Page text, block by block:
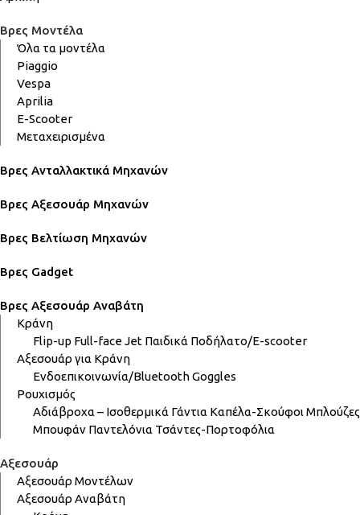
Βρες Μοντέλα
Όλα τα μοντέλα
Piaggio
Vespa
Aprilia
E-Scooter
Μεταχειρισμένα
Βρες Ανταλλακτικά Μηχανών
Βρες Αξεσουάρ Μηχανών
Βρες Βελτίωση Μηχανών
Βρες Gadget
Βρες Αξεσουάρ Αναβάτη
Κράνη
Flip-up Full-faceJet Παιδικά Ποδήλατο/E-scooter
Αξεσουάρ για Κράνη
Ενδοεπικοινωνία/BluetoothGoggles
Ρουχισμός
Αδιάβροχα – Ισοθερμικά Γάντια Καπέλα-Σκούφοι Μπλούζες
Μπουφάν Παντελόνια Τσάντες-Πορτοφόλια
Αξεσουάρ
Αξεσουάρ Μοντέλων
Αξεσουάρ Αναβάτη